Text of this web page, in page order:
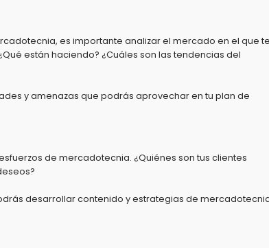
es importante analizar el mercado en el que
están haciendo? ¿Cuáles son las tendencias del
y amenazas que podrás aprovechar en tu plan de
de mercadotecnia. ¿Quiénes son tus clientes
desarrollar contenido y estrategias de